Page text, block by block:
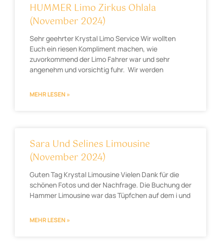
HUMMER Limo Zirkus Ohlala
(November 2024)
Sehr geehrter Krystal Limo Service Wir wollten
Euch ein riesen Kompliment machen, wie
zuvorkommend der Limo Fahrer war und sehr
angenehm und vorsichtig fuhr. Wir werden
MEHR LESEN »
Sara Und Selines Limousine
(November 2024)
Guten Tag Krystal Limousine Vielen Dank für die
schönen Fotos und der Nachfrage. Die Buchung der
Hammer Limousine war das Tüpfchen auf dem i und
MEHR LESEN »